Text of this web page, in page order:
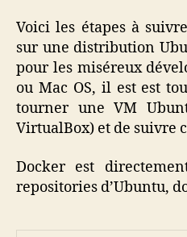
Voici les étapes à
sur une distribution
pour les miséreux
ou Mac OS, il est est
tourner une VM
VirtualBox) et de suivre
Docker est
repositories d’Ubuntu,